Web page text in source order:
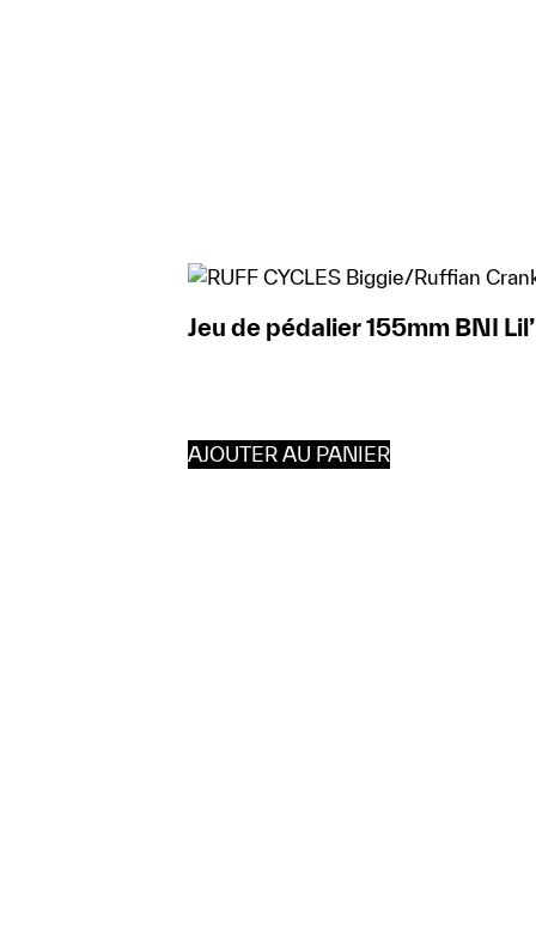
Jeu de pédalier 155mm BNI
AJOUTER AU PANIER